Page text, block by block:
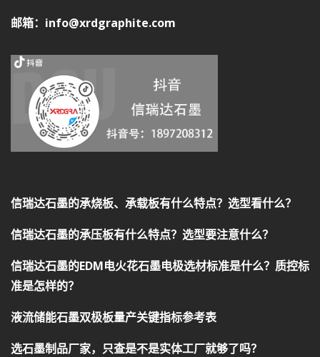
邮箱：info@xrdgraphite.com
信瑞达石墨的承烧板、承载板有什么特点？选型看什么？
信瑞达石墨的承压板有什么特点？选型要注意什么？
信瑞达石墨的EDM电火花石墨电极选材标准是什么？质控标
准是怎样的？
液流储能石墨双极板量产关键指标参考表
选石墨制品厂家，只查是不是实体工厂就够了吗？